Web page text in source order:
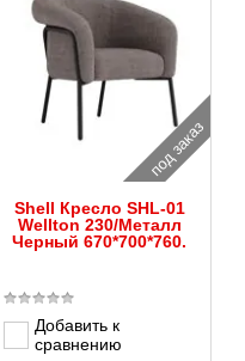
под заказ
Shell Кресло SHL-01
Wellton 230/Металл
Черный 670*700*760.
Добавить к
сравнению